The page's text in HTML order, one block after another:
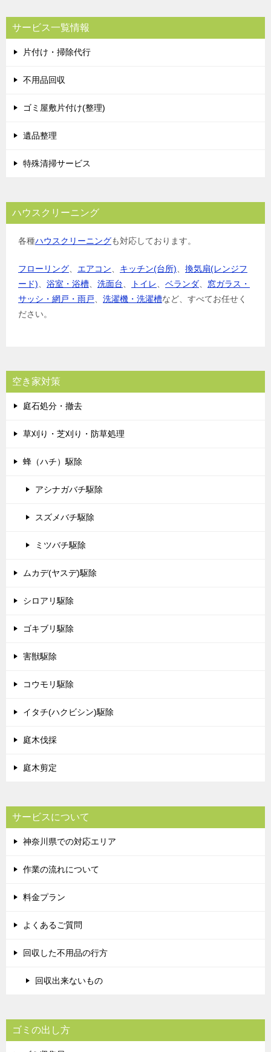
サービス一覧情報
片付け・掃除代行
不用品回収
ゴミ屋敷片付け(整理)
遺品整理
特殊清掃サービス
ハウスクリーニング
各種ハウスクリーニングも対応しております。
フローリング エアコン キッチン(台所)
換気扇(レンジフ
ード)
浴室・浴槽 洗面台 トイレ ベランダ
窓ガラス・
サッシ・網戸・雨戸
洗濯機・洗濯槽など、すべてお任せく
ださい。
空き家対策
庭石処分・撤去
草刈り・芝刈り・防草処理
蜂（ハチ）駆除
アシナガバチ駆除
スズメバチ駆除
ミツバチ駆除
ムカデ(ヤスデ)駆除
シロアリ駆除
ゴキブリ駆除
害獣駆除
コウモリ駆除
イタチ(ハクビシン)駆除
庭木伐採
庭木剪定
サービスについて
神奈川県での対応エリア
作業の流れについて
料金プラン
よくあるご質問
回収した不用品の行方
回収出来ないもの
ゴミの出し方